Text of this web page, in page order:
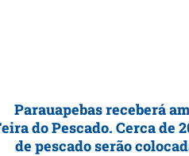
Parauapebas receberá
do Pescado. Cerca de
de pescado serão